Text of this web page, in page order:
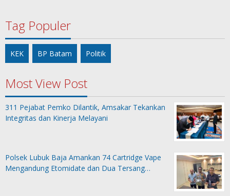
Tag Populer
KEK BP Batam Politik
Most View Post
311 Pejabat Pemko Dilantik, Amsakar Tekankan
Integritas dan Kinerja Melayani
Polsek Lubuk Baja Amankan 74 Cartridge Vape
Mengandung Etomidate dan Dua Tersang…